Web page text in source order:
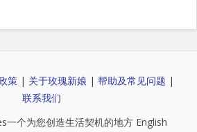
策 | 关于玫瑰新娘 | 帮助及常见问题 |
联系我们
一个为您创造生活契机的地方 English